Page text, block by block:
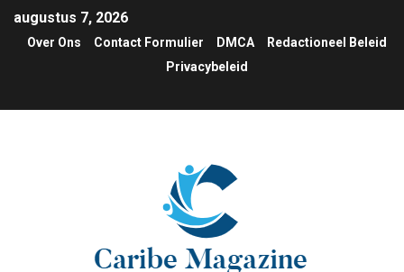
augustus 7, 2026
Over Ons Contact Formulier DMCA
Redactioneel Beleid
Privacybeleid